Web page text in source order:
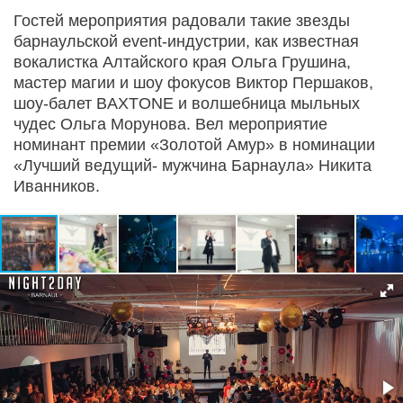
Гостей мероприятия радовали такие звезды
барнаульской event-индустрии, как известная
вокалистка Алтайского края Ольга Грушина,
мастер магии и шоу фокусов Виктор Першаков,
шоу-балет BAXTONE и волшебница мыльных
чудес Ольга Морунова. Вел мероприятие
номинант премии «Золотой Амур» в номинации
«Лучший ведущий- мужчина Барнаула» Никита
Иванников.